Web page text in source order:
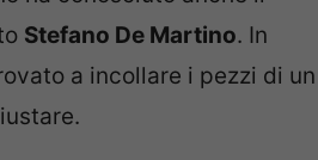
Stefano De Martino. In
a incollare i pezzi di un